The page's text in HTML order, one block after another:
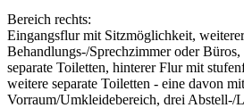
Bereich rechts:
Eingangsflur mit Sitzmöglichkeit,
Behandlungs-/Sprechzimmer oder
separate Toiletten, hinterer Flur mit
weitere separate Toiletten - eine davon
Vorraum/Umkleidebereich, drei Abstell-/